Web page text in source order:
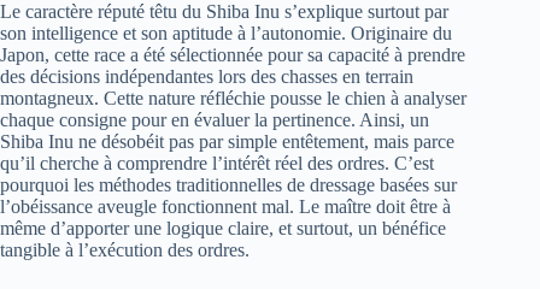
Le caractère réputé têtu du Shiba Inu s’explique surtout par
son intelligence et son aptitude à l’autonomie. Originaire du
Japon, cette race a été sélectionnée pour sa capacité à prendre
des décisions indépendantes lors des chasses en terrain
montagneux. Cette nature réfléchie pousse le chien à analyser
chaque consigne pour en évaluer la pertinence. Ainsi, un
Shiba Inu ne désobéit pas par simple entêtement, mais parce
qu’il cherche à comprendre l’intérêt réel des ordres. C’est
pourquoi les méthodes traditionnelles de dressage basées sur
l’obéissance aveugle fonctionnent mal. Le maître doit être à
même d’apporter une logique claire, et surtout, un bénéfice
tangible à l’exécution des ordres.